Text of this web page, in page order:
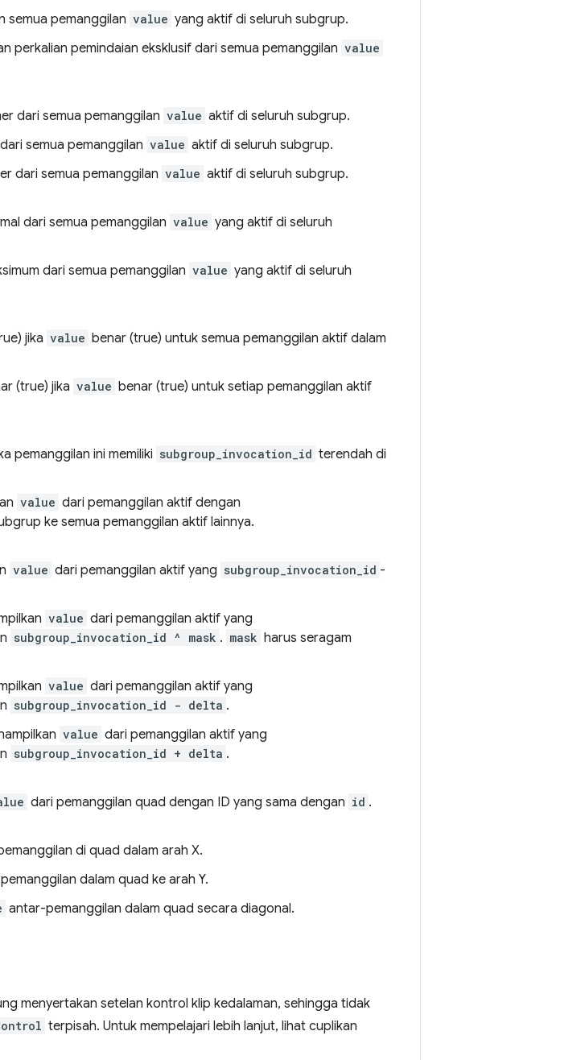
semua pemanggilan value yang aktif di seluruh subgrup.
perkalian pemindaian eksklusif dari semua pemanggilan value
dari semua pemanggilan value aktif di seluruh subgrup.
semua pemanggilan value aktif di seluruh subgrup.
dari semua pemanggilan value aktif di seluruh subgrup.
dari semua pemanggilan value yang aktif di seluruh
dari semua pemanggilan value yang aktif di seluruh
jika value benar (true) untuk semua pemanggilan aktif dalam
(true) jika value benar (true) untuk setiap pemanggilan aktif
pemanggilan ini memiliki subgroup_invocation_id terendah di
value dari pemanggilan aktif dengan
ke semua pemanggilan aktif lainnya.
value dari pemanggilan aktif yang subgroup_invocation_id -
value dari pemanggilan aktif yang
subgroup_invocation_id ^ mask . mask harus seragam
value dari pemanggilan aktif yang
subgroup_invocation_id - delta .
value dari pemanggilan aktif yang
subgroup_invocation_id + delta .
dari pemanggilan quad dengan ID yang sama dengan id .
di quad dalam arah X.
dalam quad ke arah Y.
antar-pemanggilan dalam quad secara diagonal.
menyertakan setelan kontrol klip kedalaman, sehingga tidak
terpisah. Untuk mempelajari lebih lanjut, lihat cuplikan